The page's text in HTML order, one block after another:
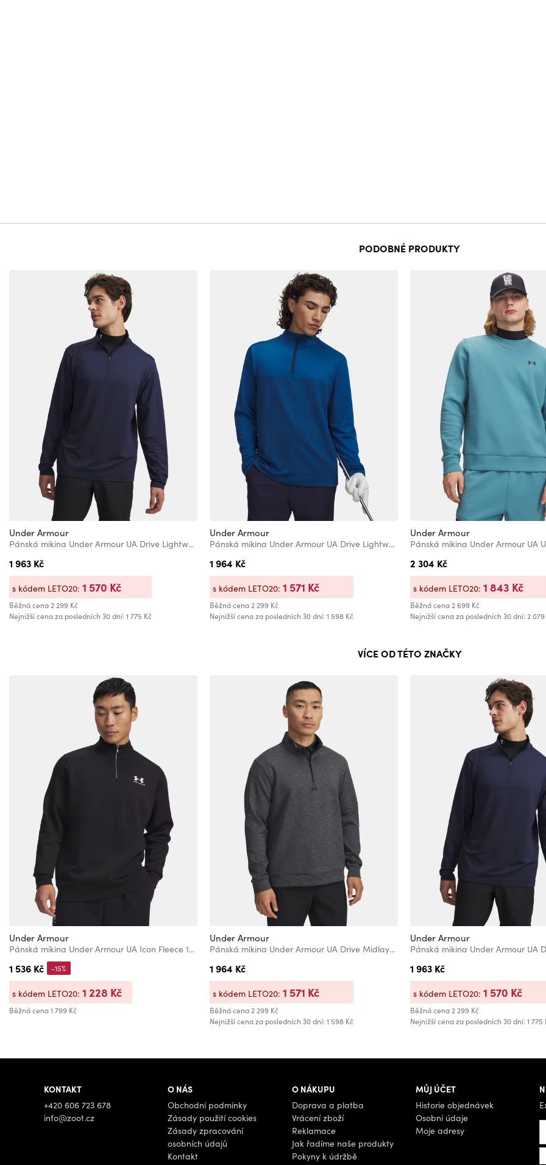
PODOBNÉ PRODUKTY
Under Armour
Pánská mikina Under Armour UA Drive Lightweight 1/2 Zip
1 963 Kč
Běžná cena2 299 Kč
Nejnižší cena za posledních 30 dní: 1 775 Kč
s kódem LETO20: 1 570 Kč
Under Armour
Pánská mikina Under Armour UA Drive Lightweight 1/2 Zip
1 964 Kč
Běžná cena2 299 Kč
Nejnižší cena za posledních 30 dní: 1 598 Kč
s kódem LETO20: 1 571 Kč
Under Armour
2 304 Kč
Běžná cena2 699 Kč
Nejnižší cena za posledních 30 dní: 2 079
s kódem LETO20: 1 843 Kč
VÍCE OD TÉTO ZNAČKY
Under Armour
Pánská mikina Under Armour UA Icon Fleece 1/4 Zip-BLK
1 536 Kč
Běžná cena1 799 Kč
-15%
s kódem LETO20: 1 228 Kč
Under Armour
Pánská mikina Under Armour UA Drive Midlayer Pullover-BLK
1 964 Kč
Běžná cena2 299 Kč
Nejnižší cena za posledních 30 dní: 1 598 Kč
s kódem LETO20: 1 571 Kč
Under Armour
1 963 Kč
Běžná cena2 299 Kč
Nejnižší cena za posledních 30 dní: 1 775
s kódem LETO20: 1 570 Kč
KONTAKT
+420 606 723 678
info@zoot.cz
O NÁS
Obchodní podmínky
Zásady použití cookies
Zásady zpracování
osobních údajů
Kontakt
O NÁKUPU
Doprava a platba
Vrácení zboží
Reklamace
Jak řadíme naše produkty
Pokyny k údržbě
MŮJ ÚČET
Historie objednávek
Osobní údaje
Moje adresy